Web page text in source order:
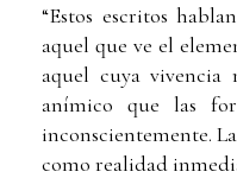
“Estos escritos
aquel que ve el
aquel cuya vivencia
anímico que las
inconscientemente.
como realidad